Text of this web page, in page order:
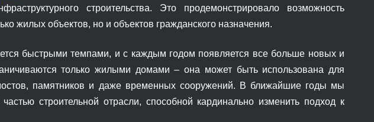
строительства. Это продемонстрировало возможность
жилых объектов, но и объектов гражданского назначения.
быстрыми темпами, и с каждым годом появляется все больше новых и
только жилыми домами – она может быть использована для
памятников и даже временных сооружений. В ближайшие годы мы
строительной отрасли, способной кардинально изменить подход к